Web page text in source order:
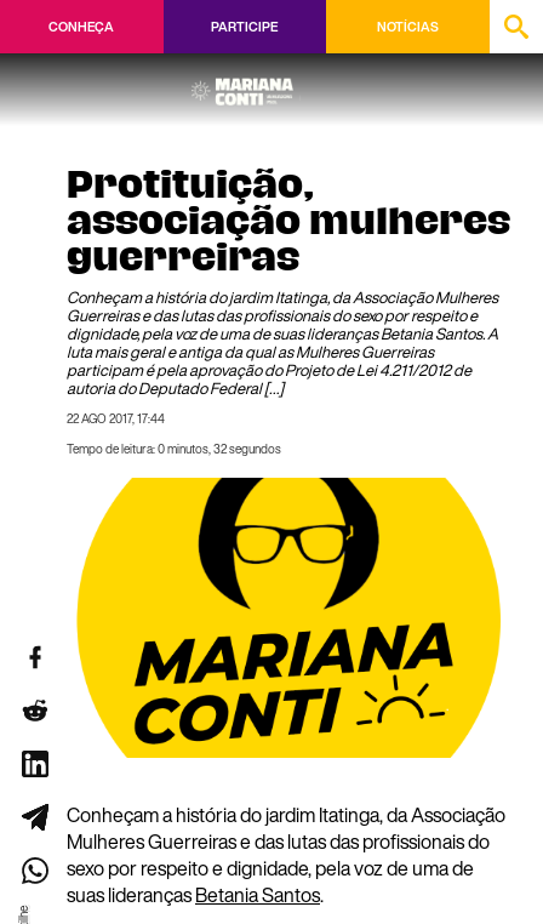
CONHEÇA PARTICIPE NOTÍCIAS
Protituição,
associação mulheres
guerreiras
Conheçam a história do jardim Itatinga, da Associação Mulheres
Guerreiras e das lutas das profissionais do sexo por respeito e
dignidade, pela voz de uma de suas lideranças Betania Santos. A
luta mais geral e antiga da qual as Mulheres Guerreiras
participam é pela aprovação do Projeto de Lei 4.211/2012 de
autoria do Deputado Federal […]
22 AGO 2017, 17:44
Tempo de leitura: 0 minutos, 32 segundos
Conheçam a história do jardim Itatinga, da Associação
Mulheres Guerreiras e das lutas das profissionais do
sexo por respeito e dignidade, pela voz de uma de
suas liderançasBetania Santos.